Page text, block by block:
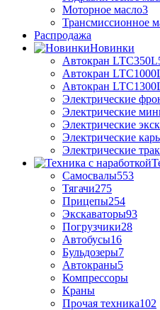
Моторное масло3
Трансмиссионное
Распродажа
Новинки
Автокран
Автокран
Автокран
Электрические
Электрические
Электрические
Электрические
Электрические
Самосвалы553
Тягачи275
Прицепы254
Экскаваторы93
Погрузчики28
Автобусы16
Бульдозеры7
Автокраны5
Компрессоры
Краны
Прочая техника102